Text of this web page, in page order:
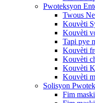
Pwoteksyon
Twous
Kouvèti
Kouvèti
Tapi pye
Kouvèti
Kouvèti
Kouvèti
Kouvèti
Solisyon
Fim